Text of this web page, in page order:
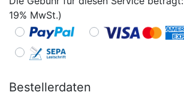
19% MwSt.)
Bestellerdaten